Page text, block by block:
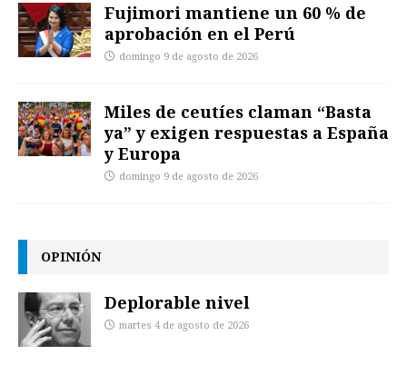
Fujimori mantiene un 60 % de
aprobación en el Perú
domingo 9 de agosto de 2026
Miles de ceutíes claman “Basta
ya” y exigen respuestas a España
y Europa
domingo 9 de agosto de 2026
OPINIÓN
Deplorable nivel
martes 4 de agosto de 2026